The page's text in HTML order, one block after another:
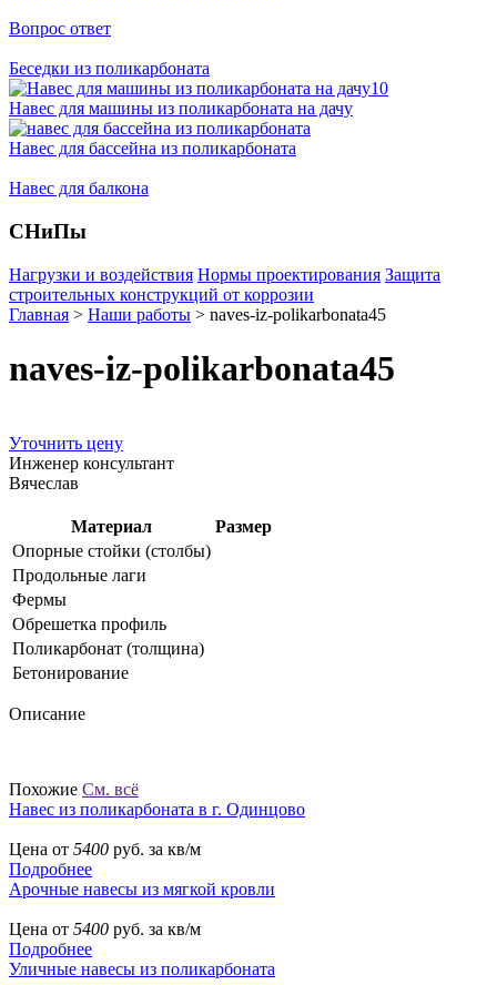
Вопрос ответ
Беседки из поликарбоната
Навес для машины из поликарбоната на дачу
Навес для бассейна из поликарбоната
Навес для балкона
СНиПы
Нагрузки и воздействия Нормы проектирования Защита
строительных конструкций от коррозии
Главная > Наши работы > naves-iz-polikarbonata45
naves-iz-polikarbonata45
Уточнить цену
Инженер консультант
Вячеслав
Материал
Размер
Опорные стойки (столбы)
Продольные лаги
Фермы
Обрешетка профиль
Поликарбонат (толщина)
Бетонирование
Описание
Похожие См. всё
Навес из поликарбоната в г. Одинцово
Цена от 5400 руб. за кв/м
Подробнее
Арочные навесы из мягкой кровли
Цена от 5400 руб. за кв/м
Подробнее
Уличные навесы из поликарбоната